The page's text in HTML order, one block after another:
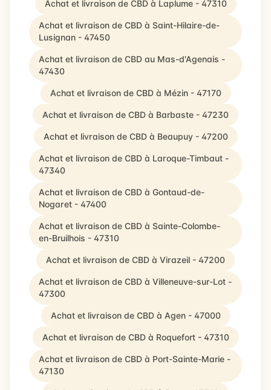
Achat et livraison de CBD à Laplume - 47310
Achat et livraison de CBD à Saint-Hilaire-de-
Lusignan - 47450
Achat et livraison de CBD au Mas-d'Agenais -
47430
Achat et livraison de CBD à Mézin - 47170
Achat et livraison de CBD à Barbaste - 47230
Achat et livraison de CBD à Beaupuy - 47200
Achat et livraison de CBD à Laroque-Timbaut -
47340
Achat et livraison de CBD à Gontaud-de-
Nogaret - 47400
Achat et livraison de CBD à Sainte-Colombe-
en-Bruilhois - 47310
Achat et livraison de CBD à Virazeil - 47200
Achat et livraison de CBD à Villeneuve-sur-Lot -
47300
Achat et livraison de CBD à Agen - 47000
Achat et livraison de CBD à Roquefort - 47310
Achat et livraison de CBD à Port-Sainte-Marie -
47130